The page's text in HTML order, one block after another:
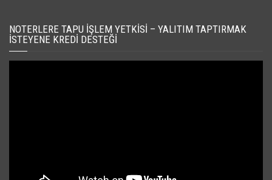
NOTERLERE TAPU İŞLEM YETKISI – YALITIM TAPTIRMAK
İSTEYENE KREDI DESTEĞI